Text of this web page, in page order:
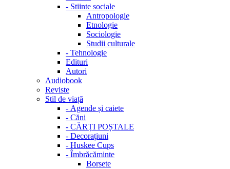
- Stiinte sociale
Antropologie
Etnologie
Sociologie
Studii culturale
- Tehnologie
Edituri
Autori
Audiobook
Reviste
Stil de viață
- Agende și caiete
- Căni
- CĂRȚI POȘTALE
- Decorațiuni
- Huskee Cups
- Îmbrăcăminte
Borsete